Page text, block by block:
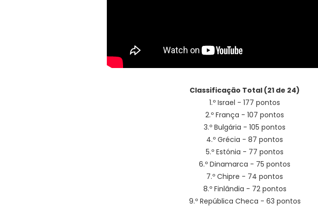
Classificação Total (21 de 24)
1.º Israel - 177 pontos
2.º França - 107 pontos
3.º Bulgária - 105 pontos
4.º Grécia - 87 pontos
5.º Estónia - 77 pontos
6.º Dinamarca - 75 pontos
7.º Chipre - 74 pontos
8.º Finlândia - 72 pontos
9.º República Checa - 63 pontos